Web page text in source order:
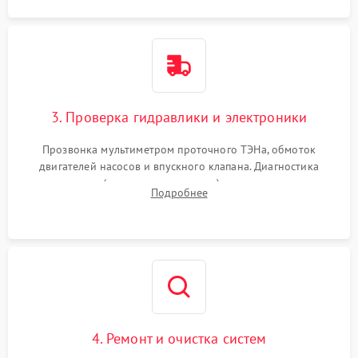
3. Проверка гидравлики и электроники
Прозвонка мультиметром проточного ТЭНа, обмоток
двигателей насосов и впускного клапана. Диагностика
прессостата (датчика уровня воды), датчика мутности,
концевика дверцы и электронного модуля управления.
Подробнее
4. Ремонт и очистка систем